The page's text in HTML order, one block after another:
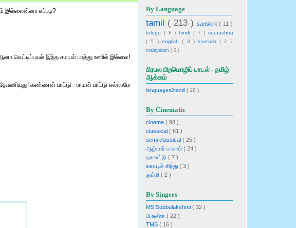
இல்லைன்னா எப்படி?
வெட்டிப்பயல் இந்த சமயம் பாத்து ஊரில் இல்லை!
கண்ணன் பாட்டு - ராமன் பாட்டு எல்லாமே
By Language
tamil ( 213 ) sanskrit ( 11 )
telugu ( 8 ) hindi ( 7 ) sourashtra
( 5 )english( 3 ) kannada ( 2 )
malayalam ( 2 )
பிரபல பிறமொழிப் பாடல் - தமிழ்
ஆக்கம்
languages2tamil ( 18 )
By Cinematic
cinema ( 98 )
classical ( 61 )
semi classical ( 25 )
ஆழ்வார் பாசுரம் ( 24 )
தாலாட்டு ( 7 )
காவடிச் சிந்து ( 3 )
கும்மி ( 2 )
By Singers
MS Subbulakshmi ( 32 )
பி.சுசீலா ( 22 )
TMS ( 16 )